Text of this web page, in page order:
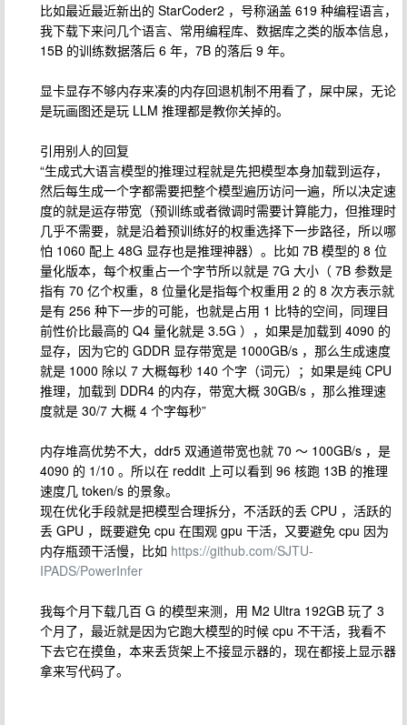
比如最近最近新出的 StarCoder2 ，号称涵盖 619 种编程语言，
我下载下来问几个语言、常用编程库、数据库之类的版本信息，
15B 的训练数据落后 6 年，7B 的落后 9 年。
显卡显存不够内存来凑的内存回退机制不用看了，屎中屎，无论
是玩画图还是玩 LLM 推理都是教你关掉的。
引用别人的回复
“生成式大语言模型的推理过程就是先把模型本身加载到运存，
然后每生成一个字都需要把整个模型遍历访问一遍，所以决定速
度的就是运存带宽（预训练或者微调时需要计算能力，但推理时
几乎不需要，就是沿着预训练好的权重选择下一步路径，所以哪
怕 1060 配上 48G 显存也是推理神器）。比如 7B 模型的 8 位
量化版本，每个权重占一个字节所以就是 7G 大小（ 7B 参数是
指有 70 亿个权重，8 位量化是指每个权重用 2 的 8 次方表示就
是有 256 种下一步的可能，也就是占用 1 比特的空间，同理目
前性价比最高的 Q4 量化就是 3.5G ），如果是加载到 4090 的
显存，因为它的 GDDR 显存带宽是 1000GB/s ，那么生成速度
就是 1000 除以 7 大概每秒 140 个字（词元）；如果是纯 CPU
推理，加载到 DDR4 的内存，带宽大概 30GB/s ，那么推理速
度就是 30/7 大概 4 个字每秒”
内存堆高优势不大，ddr5 双通道带宽也就 70 ～ 100GB/s ，是
4090 的 1/10 。所以在 reddit 上可以看到 96 核跑 13B 的推理
速度几 token/s 的景象。
现在优化手段就是把模型合理拆分，不活跃的丢 CPU ，活跃的
丢 GPU ，既要避免 cpu 在围观 gpu 干活，又要避免 cpu 因为
内存瓶颈干活慢，比如 https://github.com/SJTU-
IPADS/PowerInfer
我每个月下载几百 G 的模型来测，用 M2 Ultra 192GB 玩了 3
个月了，最近就是因为它跑大模型的时候 cpu 不干活，我看不
下去它在摸鱼，本来丢货架上不接显示器的，现在都接上显示器
拿来写代码了。